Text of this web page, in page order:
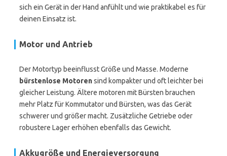
sich ein Gerät in der Hand anfühlt und wie praktikabel es für
deinen Einsatz ist.
Motor und Antrieb
Der Motortyp beeinflusst Größe und Masse. Moderne
bürstenlose Motorensind kompakter und oft leichter bei
gleicher Leistung. Ältere motoren mit Bürsten brauchen
mehr Platz für Kommutator und Bürsten, was das Gerät
schwerer und größer macht. Zusätzliche Getriebe oder
robustere Lager erhöhen ebenfalls das Gewicht.
Akkugröße und Energieversorgung